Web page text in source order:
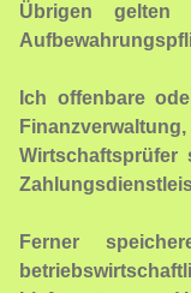
Übrigen gelten
Ich offenbare
Wirtschaftsprüfer
Ferner